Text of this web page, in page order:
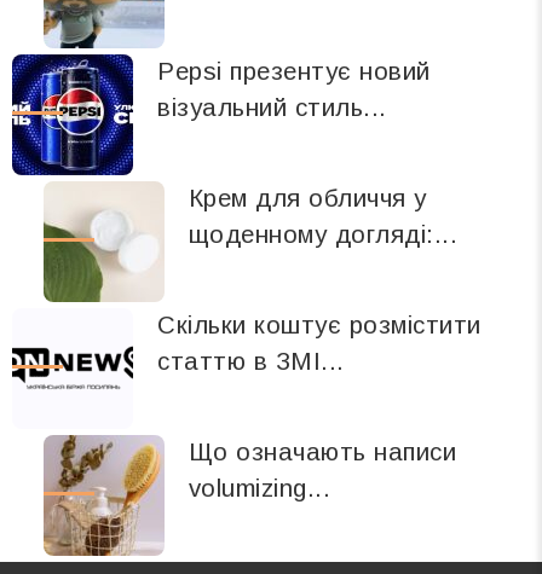
Pepsi презентує новий
візуальний стиль...
Крем для обличчя у
щоденному догляді:...
Скільки коштує розмістити
статтю в ЗМІ...
Що означають написи
volumizing...